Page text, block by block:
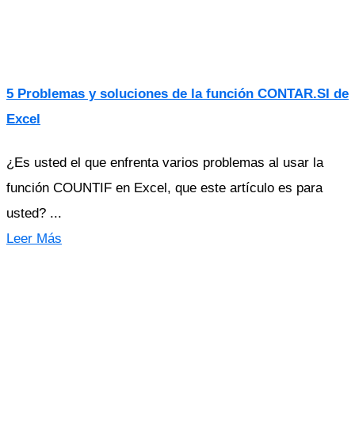
5 Problemas y soluciones de la función CONTAR.SI de
Excel
¿Es usted el que enfrenta varios problemas al usar la
función COUNTIF en Excel, que este artículo es para
usted? ...
Leer Más